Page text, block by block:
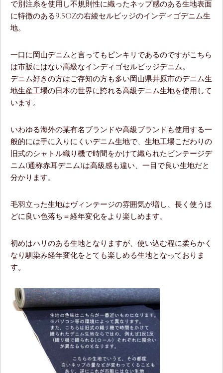
で別注糸を使用し不規則性に織ったネップ感のある生地表面
に特徴のある9.5ozの右綾セルビッジのインディゴデニム生
地。
一口に岡山デニムと言ってもピンキリであるのですがこちら
は市販にはない高級なインディゴセルビッジデニム。
デニム好きの方はご存知の方も多い岡山県井原市のデニム生
地生産工場の日本の世界に誇れる高級デニム生地を使用して
います。
いわゆる海外の某有名ブランドや高級ブランドも使用する一
般的には手に入りにくいデニム生地で、生地工場こだわりの
旧式のシャトル織り機で時間をかけて織られたビンテージデ
ニム(通称赤耳デニム)は高級感も違い、一目で良い生地だと
分かります。
毛羽立った生地はヴィンテージの雰囲気が増し、長く使うほ
どに良い色落ち＝経年変化をより楽しめます。
初めはハリのある生地となりますが、使い込む程に柔らかく
なり馴染み経年変化をとても楽しめる生地となっておりま
す。